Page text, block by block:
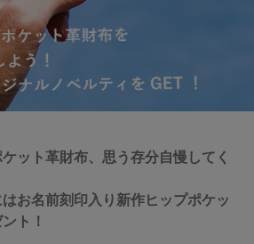
ット革財布、思う存分自慢してく
お名前刻印入り新作ヒップポケッ
ト！